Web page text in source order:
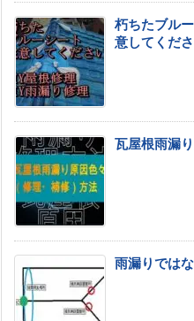
朽ちたブル
意してくだ
瓦屋根雨漏
雨漏りでは